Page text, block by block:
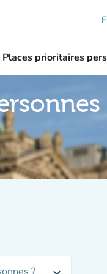
prioritaires